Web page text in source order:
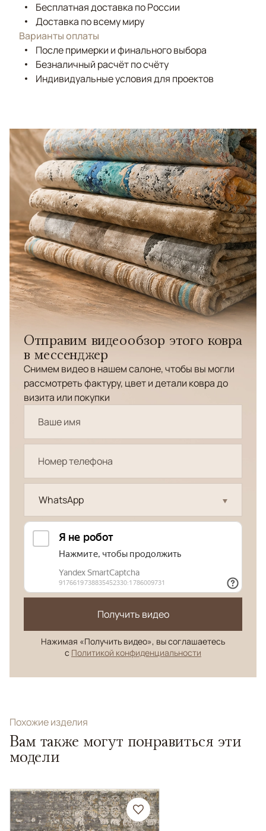
Бесплатная доставка по России
Доставка по всему миру
Варианты оплаты
После примерки и финального выбора
Безналичный расчёт по счёту
Индивидуальные условия для проектов
Отправим видеообзор этого ковра
в мессенджер
Снимем видео в нашем салоне, чтобы вы могли
рассмотреть фактуру, цвет и детали ковра до
визита или покупки
WhatsApp
Получить видео
Нажимая «Получить видео», вы соглашаетесь
с Политикой конфиденциальности
Похожие изделия
Вам также могут понравиться эти
модели